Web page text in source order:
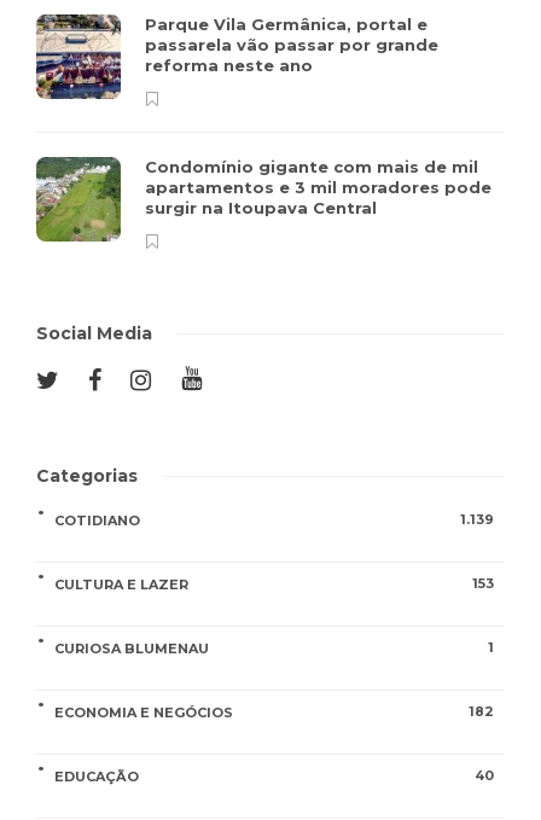
Parque Vila Germânica, portal e
passarela vão passar por grande
reforma neste ano
Condomínio gigante com mais de mil
apartamentos e 3 mil moradores pode
surgir na Itoupava Central
Social Media
Categorias
COTIDIANO 1.139
CULTURA E LAZER 153
CURIOSA BLUMENAU 1
ECONOMIA E NEGÓCIOS 182
EDUCAÇÃO 40